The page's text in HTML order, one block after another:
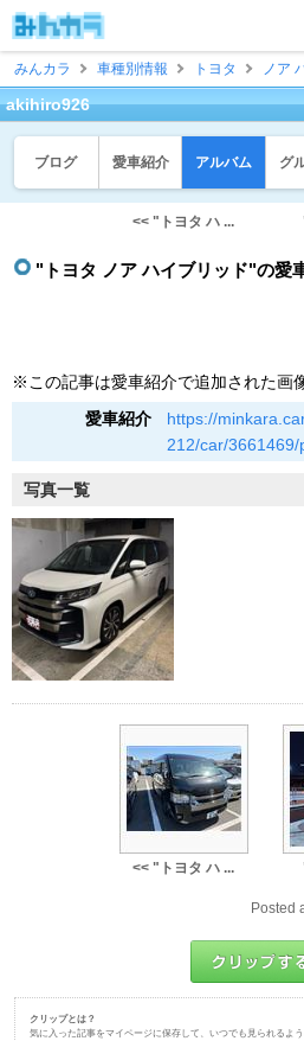
みんカラ
車種別情報 トヨタ ノア
akihiro926
ブログ 愛車紹介 アルバム グ
<< "トヨタ ハ ...
"トヨタ ノア ハイブリッド"の愛
※この記事は愛車紹介で追加された画
愛車紹介
https://
212/car/
写真一覧
<< "トヨタ ハ ...
Posted
クリップとは？
気に入った記事をマイページに保存して、いつでも見られるよう